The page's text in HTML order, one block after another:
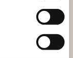
Gut Neuhof